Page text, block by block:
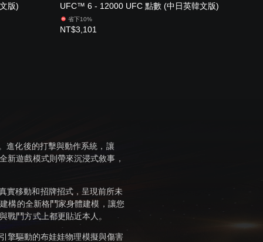
版) UFC™ 6 - 12000 UFC 點數 (中日英韓文版)
省下10%
NT$3,101
進化後的打擊與動作系統，讓
新遊戲模式則帶來沉浸式敘事，
實移動和招牌招式，呈現前所未
構的全新格鬥家身體建模，讓您
戰鬥方式上都更貼近本人。
擎驅動的布娃娃物理模擬與傷害